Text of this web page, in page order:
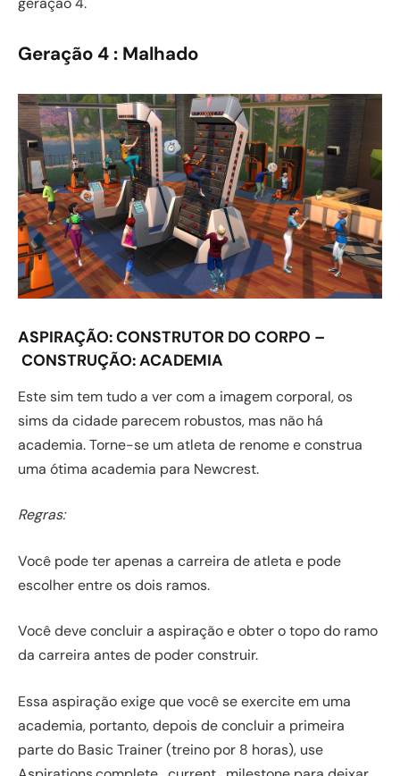
Geração 4 : Malhado
ASPIRAÇÃO:CONSTRUTOR DO CORPO –
CONSTRUÇÃO:ACADEMIA
Este sim tem tudo a ver com a imagem corporal, os
sims da cidade parecem robustos, mas não há
academia. Torne-se um atleta de renome e construa
uma ótima academia para Newcrest.
Regras:
Você pode ter apenas a carreira de atleta e pode
escolher entre os dois ramos.
Você deve concluir a aspiração e obter o topo do ramo
da carreira antes de poder construir.
Essa aspiração exige que você se exercite em uma
academia, portanto, depois de concluir a primeira
parte do Basic Trainer (treino por 8 horas), use